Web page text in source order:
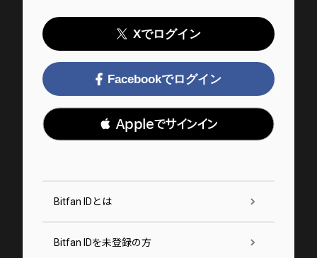
Xでログイン
Facebookでログイン
 Appleでサインイン
Bitfan IDとは
Bitfan IDを未登録の方